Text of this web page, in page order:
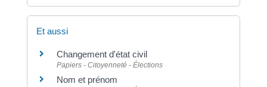
Et aussi
Changement d'état civil
Papiers - Citoyenneté - Élections
Nom et prénom